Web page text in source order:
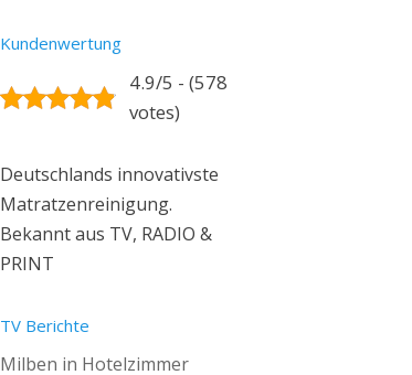
Kundenwertung
4.9/5 - (578
votes)
Deutschlands innovativste
Matratzenreinigung.
Bekannt aus TV, RADIO &
PRINT
TV Berichte
Milben in Hotelzimmer